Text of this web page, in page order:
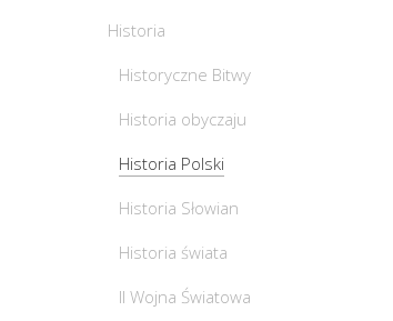
Historia
Historyczne Bitwy
Historia obyczaju
Historia Polski
Historia Słowian
Historia świata
II Wojna Światowa